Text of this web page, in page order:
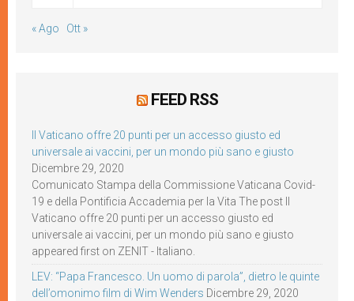
« Ago Ott »
FEED RSS
Il Vaticano offre 20 punti per un accesso giusto ed
universale ai vaccini, per un mondo più sano e giusto
Dicembre 29, 2020
Comunicato Stampa della Commissione Vaticana Covid-
19 e della Pontificia Accademia per la Vita The post Il
Vaticano offre 20 punti per un accesso giusto ed
universale ai vaccini, per un mondo più sano e giusto
appeared first on ZENIT - Italiano.
LEV: “Papa Francesco. Un uomo di parola”, dietro le quinte
dell’omonimo film di Wim Wenders Dicembre 29, 2020